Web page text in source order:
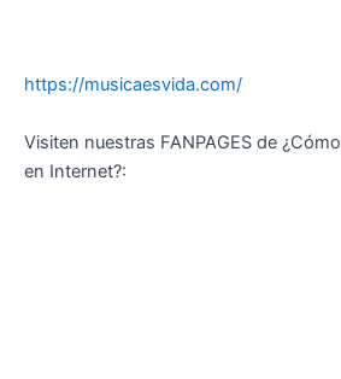
https://musicaesvida.com/
Visiten nuestras FANPAGES de ¿Cómo
en Internet?: